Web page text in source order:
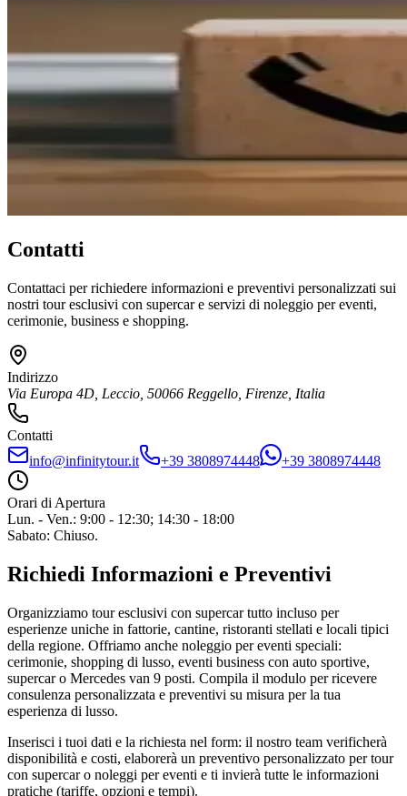
Contatti
Contattaci per richiedere informazioni e preventivi personalizzati sui
nostri tour esclusivi con supercar e servizi di noleggio per eventi,
cerimonie, business e shopping.
Indirizzo
Via Europa 4D, Leccio 50066 Reggello Firenze Italia
Contatti
info@infinitytour.it
+39 3808974448 +39 3808974448
Orari di Apertura
Lun. - Ven.: 9:00 - 12:30; 14:30 - 18:00
Sabato: Chiuso.
Richiedi Informazioni e Preventivi
Organizziamo tour esclusivi con supercar tutto incluso per
esperienze uniche in fattorie, cantine, ristoranti stellati e locali tipici
della regione. Offriamo anche noleggio per eventi speciali:
cerimonie, shopping di lusso, eventi business con auto sportive,
supercar o Mercedes van 9 posti. Compila il modulo per ricevere
consulenza personalizzata e preventivi su misura per la tua
esperienza di lusso.
Inserisci i tuoi dati e la richiesta nel form: il nostro team verificherà
disponibilità e costi, elaborerà un preventivo personalizzato per tour
con supercar o noleggi per eventi e ti invierà tutte le informazioni
pratiche (tariffe, opzioni e tempi).